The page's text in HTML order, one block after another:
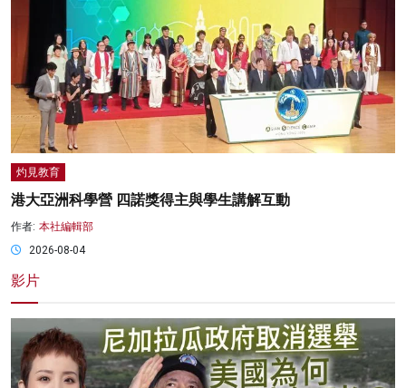
灼見教育
港大亞洲科學營 四諾獎得主與學生講解互動
作者: 本社編輯部
2026-08-04
影片